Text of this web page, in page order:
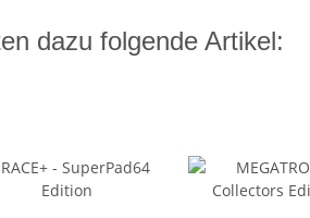
dazu folgende Artikel: